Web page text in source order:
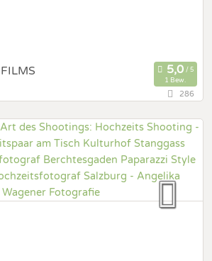
1 Bew.
Prewedding Shooting
Fotostory
286